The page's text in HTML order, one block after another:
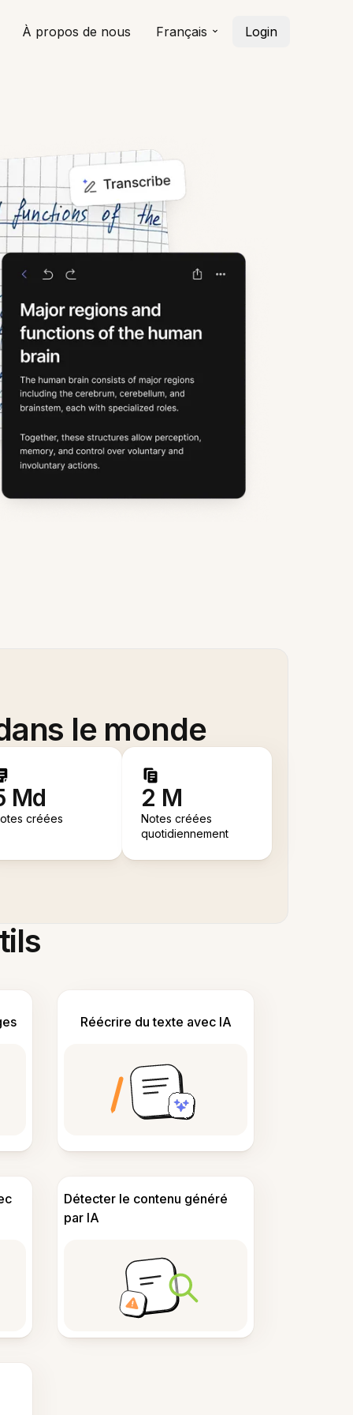
À propos de nous Français Login
le monde
Md
créées
2 M
Notes créées
quotidiennement
Réécrire du texte avec IA
Détecter le contenu généré
par IA